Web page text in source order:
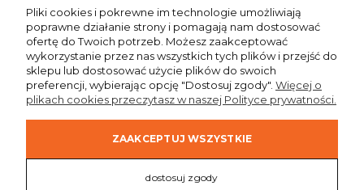
Dostawa
Sklepy internetowe Brand Active
Pliki cookies i pokrewne im technologie umożliwiają
poprawne działanie strony i pomagają nam dostosować
ofertę do Twoich potrzeb. Możesz zaakceptować
wykorzystanie przez nas wszystkich tych plików i przejść do
sklepu lub dostosować użycie plików do swoich
preferencji, wybierając opcję "Dostosuj zgody". Więcej o
plikach cookies przeczytasz w naszej Polityce prywatności.
dostosuj zgody
ZAAKCEPTUJ WSZYSTKIE